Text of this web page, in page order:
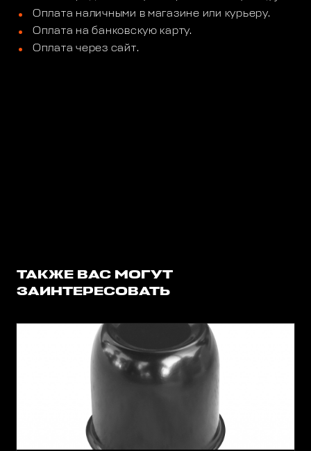
Оплата наличными в магазине или курьеру.
Оплата на банковскую карту.
Оплата через сайт.
ТАКЖЕ ВАС МОГУТ
ЗАИНТЕРЕСОВАТЬ